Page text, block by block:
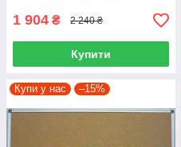
1 904 ₴ 2 240 ₴
Купити
Купи у нас –15%